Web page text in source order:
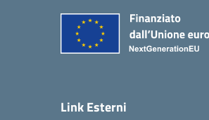
Link Esterni